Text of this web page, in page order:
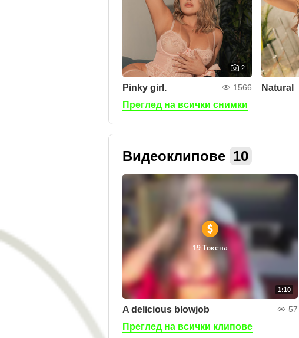
2
Pinky girl. 1566 Natural
Преглед на всички снимки
Видеоклипове 10
1:10
19 Токена
A delicious blowjob 57
Преглед на всички клипове